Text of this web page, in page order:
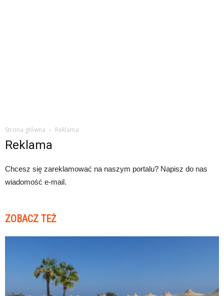
Strona główna Reklama
Reklama
Chcesz się zareklamować na naszym portalu? Napisz do nas
wiadomość e-mail.
ZOBACZ TEŻ